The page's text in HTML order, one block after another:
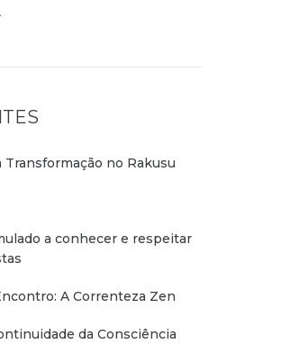
no Rakusu
a conhecer e respeitar
A Correnteza Zen
da Consciência